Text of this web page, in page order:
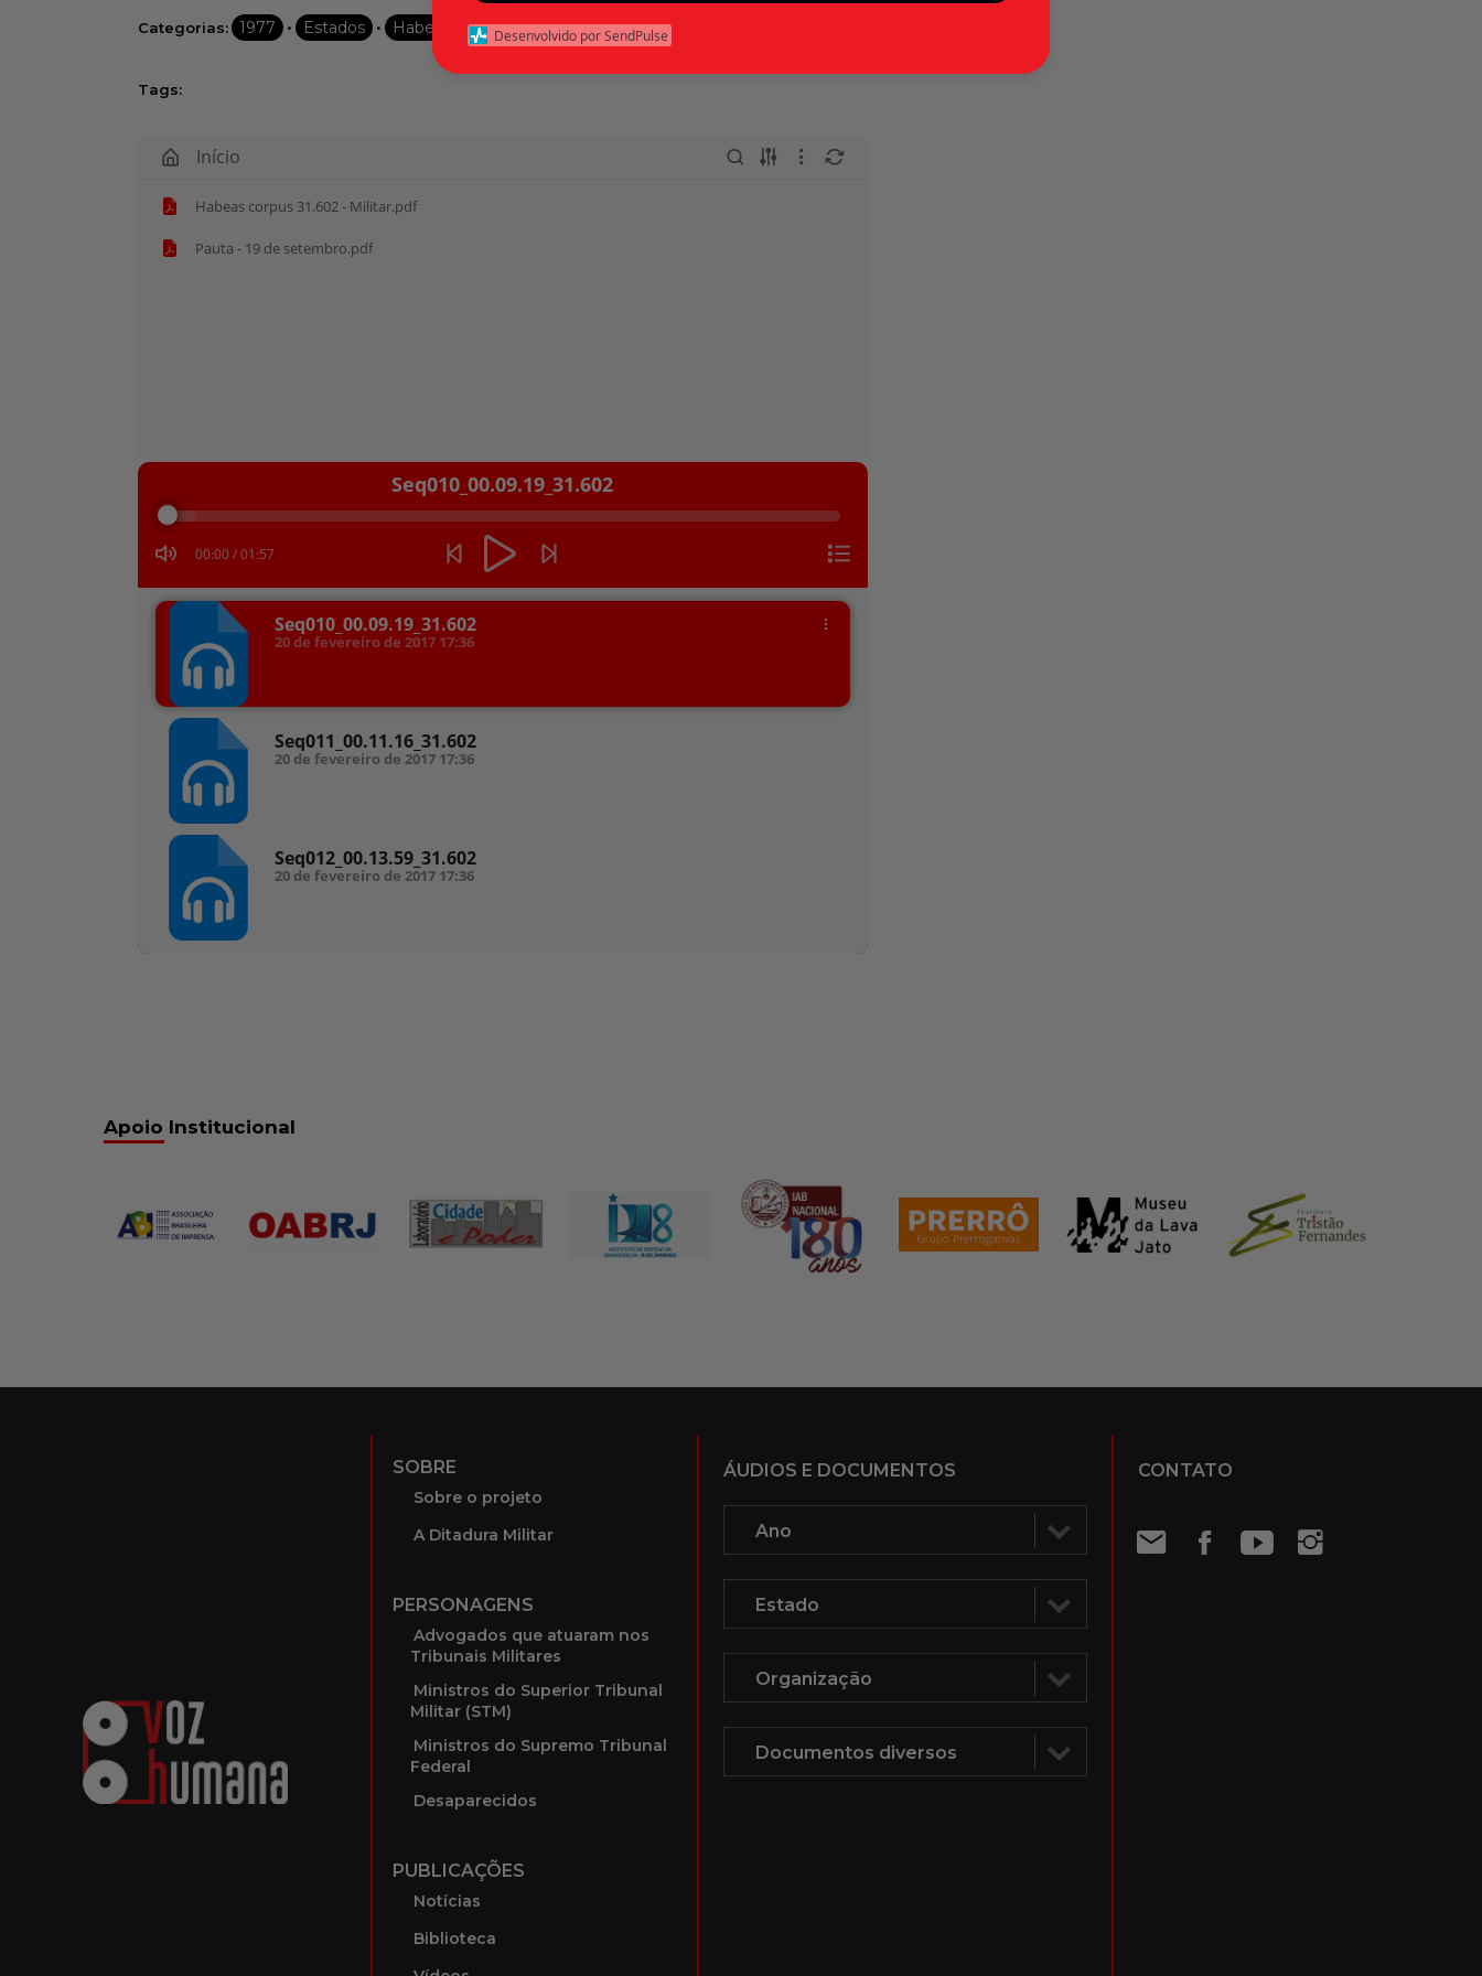
Categorias: 1977 • Estados • Habeas corpus • São Paulo (SP)
Tags:
Início
Habeas corpus 31.602 - Militar.pdf
Pauta - 19 de setembro.pdf
Tocador
áudio
Seq010_00.09.19_31.602
00:00 /01:57
Seq010_00.09.19_31.602
20 de fevereiro de 2017 17:36
Seq011_00.11.16_31.602
20 de fevereiro de 2017 17:36
Seq012_00.13.59_31.602
20 de fevereiro de 2017 17:36
Apoio Institucional
SOBRE
Sobre o projeto
A Ditadura Militar
PERSONAGENS
Advogados que atuaram nos
Tribunais Militares
Ministros do Superior Tribunal
Militar (STM)
Ministros do Supremo Tribunal
Federal
Desaparecidos
PUBLICAÇÕES
Notícias
Biblioteca
ÁUDIOS E DOCUMENTOS CONTATO
Desenvolvido por SendPulse